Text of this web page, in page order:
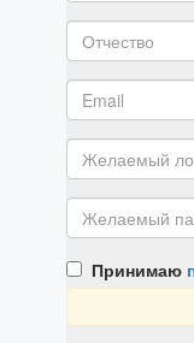
Принимаю